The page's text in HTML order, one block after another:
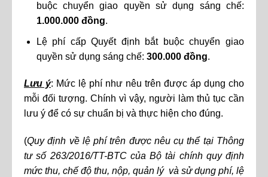
buộc chuyển giao quyền sử dụng sáng chế:
1.000.000 đồng.
Lệ phí cấp Quyết định bắt buộc chuyển giao
quyền sử dụng sáng chế: 300.000 đồng.
Lưu ý: Mức lệ phí như nêu trên được áp dụng cho
mỗi đối tượng. Chính vì vậy, người làm thủ tục cần
lưu ý để có sự chuẩn bị và thực hiện cho đúng.
(Quy định về lệ phí trên được nêu cụ thể tại Thông
tư số 263/2016/TT-BTC của Bộ tài chính quy định
mức thu, chế độ thu, nộp, quản lý và sử dụng phí, lệ